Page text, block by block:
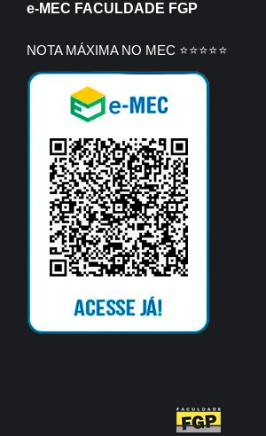
e-MEC FACULDADE FGP
NOTA MÁXIMA NO MEC ⭐⭐⭐⭐⭐